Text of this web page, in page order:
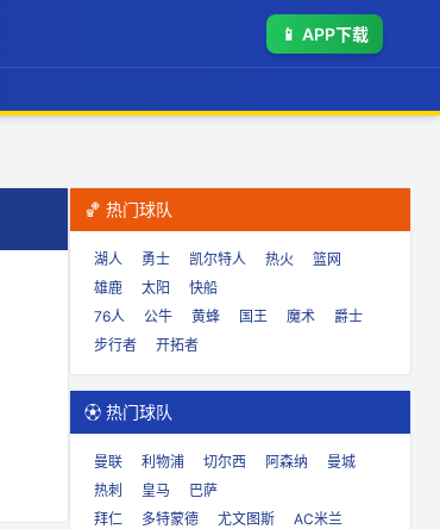
📱 APP下载
🏀 热门球队
湖人 勇士 凯尔特人 热火
篮网
雄鹿
太阳
快船
76人
公牛 黄蜂 国王 魔术
爵士
步行者
开拓者
⚽ 热门球队
曼联 利物浦 切尔西 阿森纳
曼城
热刺
皇马
巴萨
拜仁
多特蒙德 尤文图斯
AC米兰